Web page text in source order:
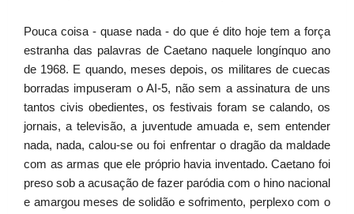
Pouca coisa - quase nada - do que é dito hoje tem a força
estranha das palavras de Caetano naquele longínquo ano
de 1968. E quando, meses depois, os militares de cuecas
borradas impuseram o AI-5, não sem a assinatura de uns
tantos civis obedientes, os festivais foram se calando, os
jornais, a televisão, a juventude amuada e, sem entender
nada, nada, calou-se ou foi enfrentar o dragão da maldade
com as armas que ele próprio havia inventado. Caetano foi
preso sob a acusação de fazer paródia com o hino nacional
e amargou meses de solidão e sofrimento, perplexo com o